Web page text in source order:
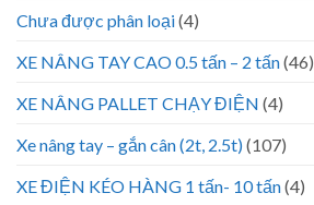
Chưa được phân loại(4)
XE NÂNG TAY CAO 0.5 tấn – 2 tấn(46)
XE NÂNG PALLET CHẠY ĐIỆN (4)
Xe nâng tay – gắn cân (2t, 2.5t)(107)
XE ĐIỆN KÉO HÀNG 1 tấn- 10 tấn(4)